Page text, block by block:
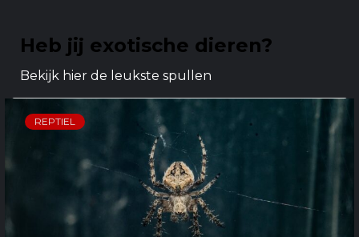
Heb jij exotische dieren?
Bekijk hier de leukste spullen
REPTIEL